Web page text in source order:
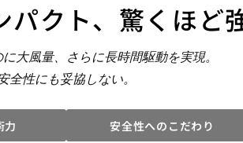
クト、 驚くほど
大風量、さらに長時間駆動を実現。
全性にも妥協しない。
力 安全性へのこだわり